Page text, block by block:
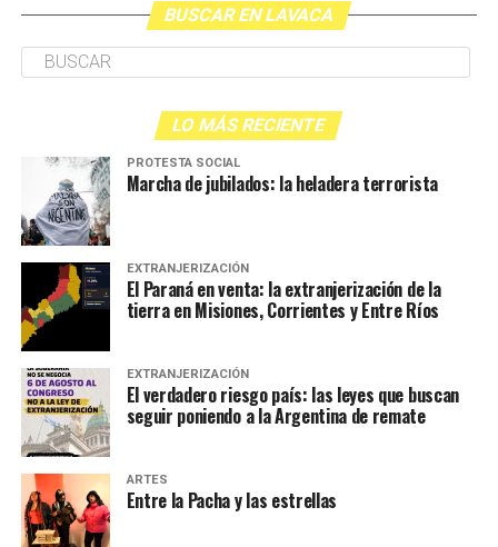
BUSCAR EN LAVACA
LO MÁS RECIENTE
PROTESTA SOCIAL
Marcha de jubilados: la heladera terrorista
EXTRANJERIZACIÓN
El Paraná en venta: la extranjerización de la
tierra en Misiones, Corrientes y Entre Ríos
EXTRANJERIZACIÓN
El verdadero riesgo país: las leyes que buscan
seguir poniendo a la Argentina de remate
ARTES
Entre la Pacha y las estrellas